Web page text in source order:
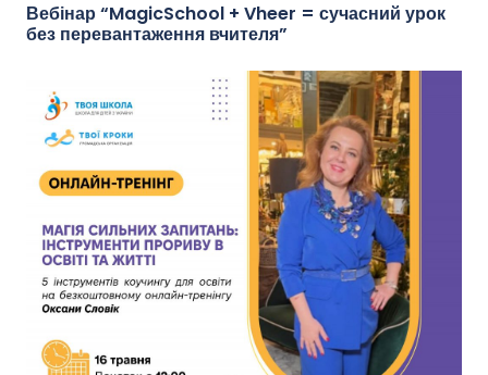
Вебінар “MagicSchool + Vheer = сучасний урок
без перевантаження вчителя”